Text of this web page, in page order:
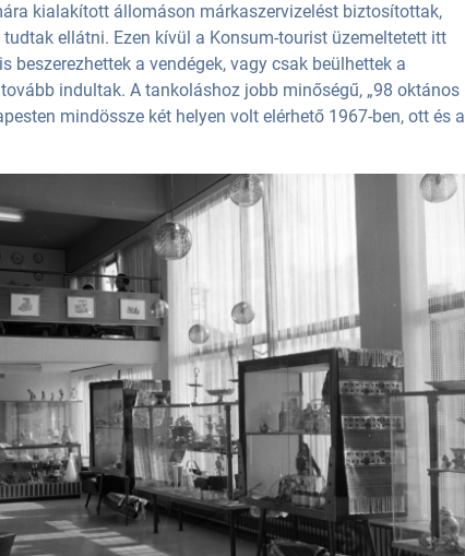
kialakított állomáson márkaszervizelést biztosítottak,
ellátni. Ezen kívül a Konsum-tourist üzemeltetett itt
beszerezhettek a vendégek, vagy csak beülhettek a
indultak. A tankoláshoz jobb minőségű, „98 oktános
mindössze két helyen volt elérhető 1967-ben, ott és a